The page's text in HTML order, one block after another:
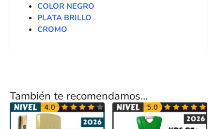
COLOR NEGRO
PLATA BRILLO
CROMO
También te recomendamos…